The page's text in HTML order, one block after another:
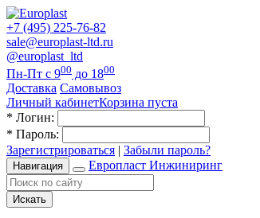
+7 (495) 225-76-82
sale@europlast-ltd.ru
@europlast_ltd
Пн-Пт с 900 до 1800
Доставка Самовывоз
Личный кабинетКорзина пуста
* Логин:
* Пароль:
Зарегистрироваться | Забыли пароль?
Навигация Европласт Инжиниринг
Искать